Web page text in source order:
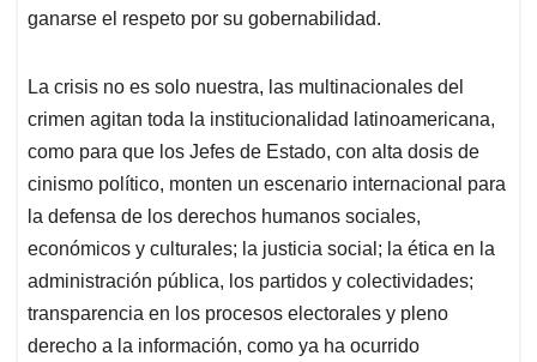
ganarse el respeto por su gobernabilidad.
La crisis no es solo nuestra, las multinacionales del
crimen agitan toda la institucionalidad latinoamericana,
como para que los Jefes de Estado, con alta dosis de
cinismo político, monten un escenario internacional para
la defensa de los derechos humanos sociales,
económicos y culturales; la justicia social; la ética en la
administración pública, los partidos y colectividades;
transparencia en los procesos electorales y pleno
derecho a la información, como ya ha ocurrido